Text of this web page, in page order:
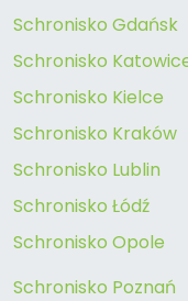
Schronisko Gdańsk
Schronisko
Schronisko Kielce
Schronisko Kraków
Schronisko Lublin
Schronisko Łódź
Schronisko Opole
Schronisko Poznań